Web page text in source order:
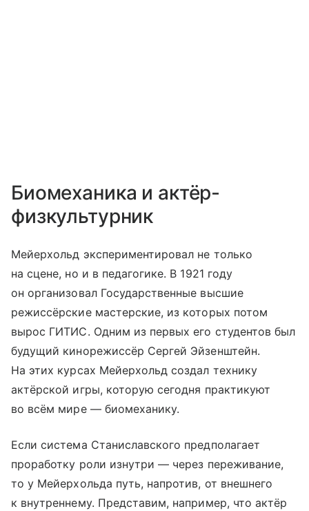
Биомеханика и актёр-
физкультурник
Мейерхольд экспериментировал не только
на сцене, но и в педагогике. В 1921 году
он организовал Государственные высшие
режиссёрские мастерские, из которых потом
вырос ГИТИС. Одним из первых его студентов был
будущий кинорежиссёр Сергей Эйзенштейн.
На этих курсах Мейерхольд создал технику
актёрской игры, которую сегодня практикуют
во всём мире — биомеханику.
Если система Станиславского предполагает
проработку роли изнутри — через переживание,
то у Мейерхольда путь, напротив, от внешнего
к внутреннему. Представим, например, что актёр